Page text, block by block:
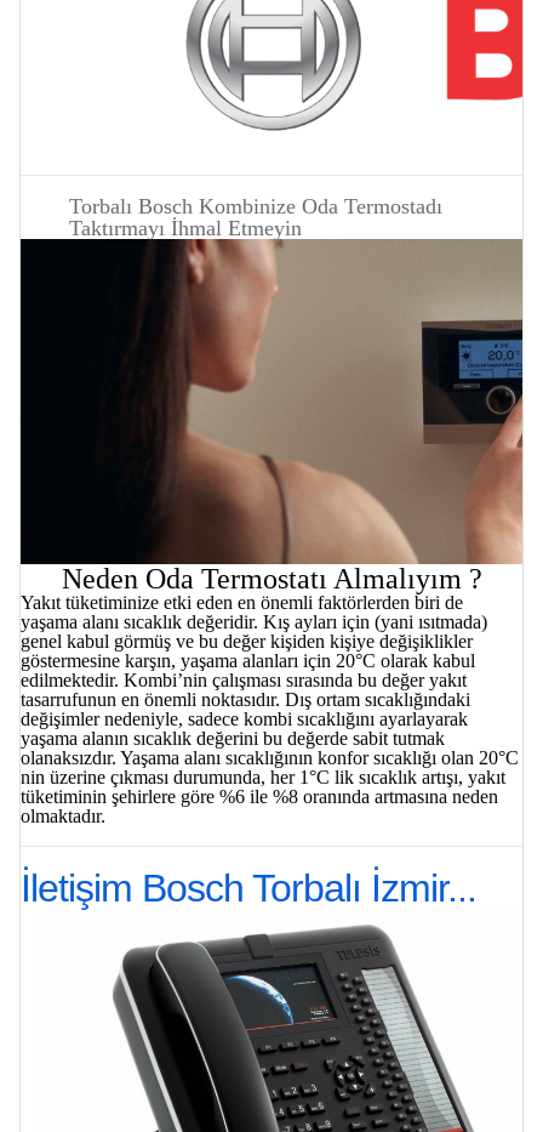
Torbalı Bosch Kombinize Oda Termostadı
Taktırmayı İhmal Etmeyin
Neden Oda Termostatı Almalıyım ?
Yakıt tüketiminize etki eden en önemli faktörlerden biri de
yaşama alanı sıcaklık değeridir. Kış ayları için (yani ısıtmada)
genel kabul görmüş ve bu değer kişiden kişiye değişiklikler
göstermesine karşın, yaşama alanları için 20°C olarak kabul
edilmektedir. Kombi’nin çalışması sırasında bu değer yakıt
tasarrufunun en önemli noktasıdır. Dış ortam sıcaklığındaki
değişimler nedeniyle, sadece kombi sıcaklığını ayarlayarak
yaşama alanın sıcaklık değerini bu değerde sabit tutmak
olanaksızdır. Yaşama alanı sıcaklığının konfor sıcaklığı olan 20°C
nin üzerine çıkması durumunda, her 1°C lik sıcaklık artışı, yakıt
tüketiminin şehirlere göre %6 ile %8 oranında artmasına neden
olmaktadır.
İletişim Bosch Torbalı İzmir...